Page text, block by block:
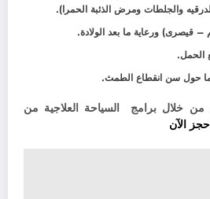
والجلطات ومرض الذئبة الحمرا).
– قيصرى) ورعاية ما بعد الولادة.
الحمل.
ما حول سن انقطاع الطمث.
خلال برامج السياحة العلاجية من
الآن